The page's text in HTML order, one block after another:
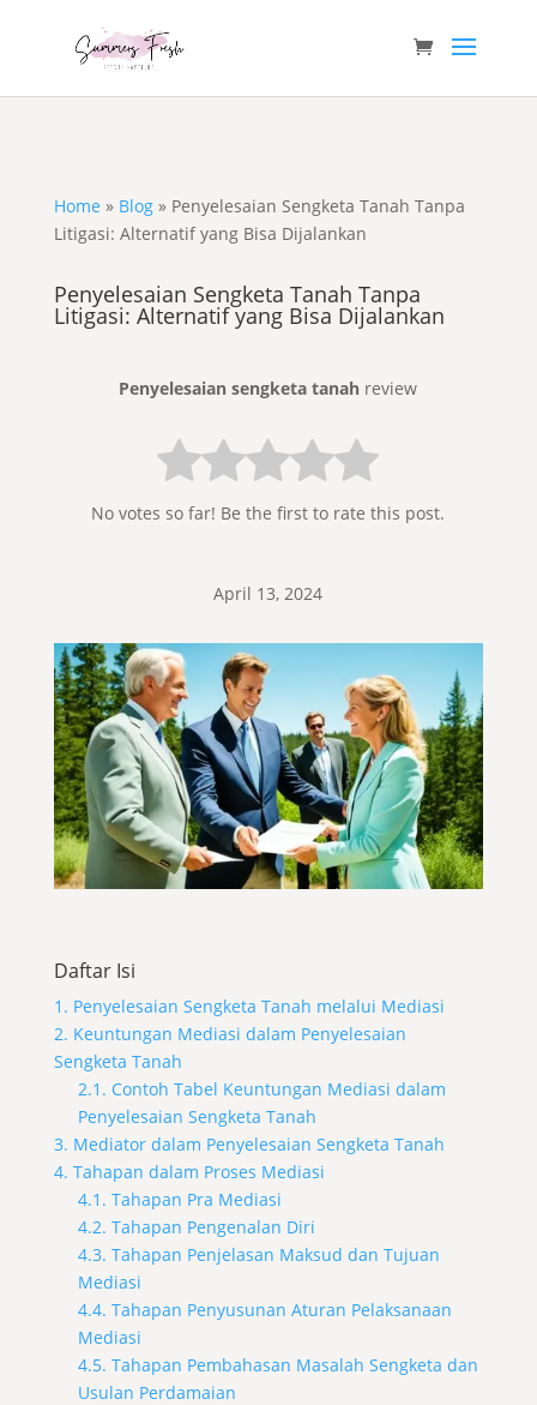
Home » Blog» Penyelesaian Sengketa Tanah Tanpa
Litigasi: Alternatif yang Bisa Dijalankan
Penyelesaian Sengketa Tanah Tanpa
Litigasi: Alternatif yang Bisa Dijalankan
Penyelesaian sengketa tanah review
No votes so far! Be the first to rate this post.
April 13, 2024
Daftar Isi
1. Penyelesaian Sengketa Tanah melalui Mediasi
2. Keuntungan Mediasi dalam Penyelesaian
Sengketa Tanah
2.1. Contoh Tabel Keuntungan Mediasi dalam
Penyelesaian Sengketa Tanah
3. Mediator dalam Penyelesaian Sengketa Tanah
4. Tahapan dalam Proses Mediasi
4.1. Tahapan Pra Mediasi
4.2. Tahapan Pengenalan Diri
4.3. Tahapan Penjelasan Maksud dan Tujuan
Mediasi
4.4. Tahapan Penyusunan Aturan Pelaksanaan
Mediasi
4.5. Tahapan Pembahasan Masalah Sengketa dan
Usulan Perdamaian